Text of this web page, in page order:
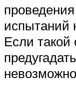
испытаний
Если такой